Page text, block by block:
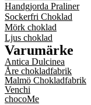
Handgjorda Praliner
Sockerfri Choklad
Mörk choklad
Ljus choklad
Varumärke
Antica Dulcinea
Åre chokladfabrik
Malmö Chokladfabrik
Venchi
chocoMe